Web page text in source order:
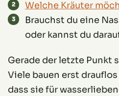
Welche Kräuter
Brauchst du eine
oder kannst du
Gerade der letzte Punkt
Viele bauen erst
dass sie für